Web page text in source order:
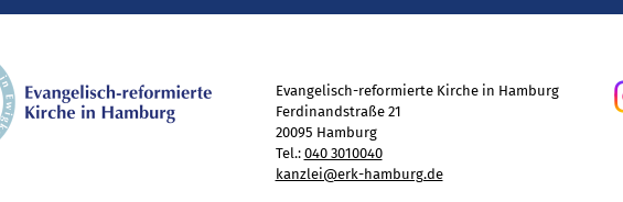
Evangelisch-reformierte Kirche in Hamburg
Ferdinandstraße 21
20095 Hamburg
Tel.: 040 3010040
kanzlei@erk-hamburg.de